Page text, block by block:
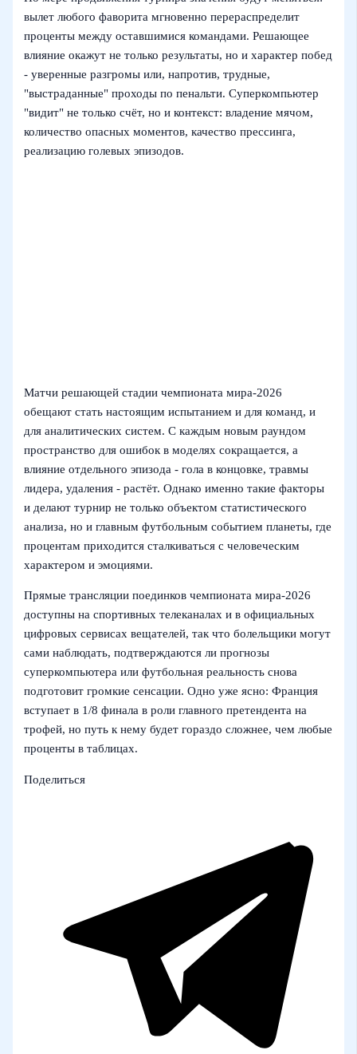
вылет любого фаворита мгновенно перераспределит
проценты между оставшимися командами. Решающее
влияние окажут не только результаты, но и характер побед
- уверенные разгромы или, напротив, трудные,
"выстраданные" проходы по пенальти. Суперкомпьютер
"видит" не только счёт, но и контекст: владение мячом,
количество опасных моментов, качество прессинга,
реализацию голевых эпизодов.
Матчи решающей стадии чемпионата мира‑2026
обещают стать настоящим испытанием и для команд, и
для аналитических систем. С каждым новым раундом
пространство для ошибок в моделях сокращается, а
влияние отдельного эпизода - гола в концовке, травмы
лидера, удаления - растёт. Однако именно такие факторы
и делают турнир не только объектом статистического
анализа, но и главным футбольным событием планеты, где
процентам приходится сталкиваться с человеческим
характером и эмоциями.
Прямые трансляции поединков чемпионата мира‑2026
доступны на спортивных телеканалах и в официальных
цифровых сервисах вещателей, так что болельщики могут
сами наблюдать, подтверждаются ли прогнозы
суперкомпьютера или футбольная реальность снова
подготовит громкие сенсации. Одно уже ясно: Франция
вступает в 1/8 финала в роли главного претендента на
трофей, но путь к нему будет гораздо сложнее, чем любые
проценты в таблицах.
Поделиться